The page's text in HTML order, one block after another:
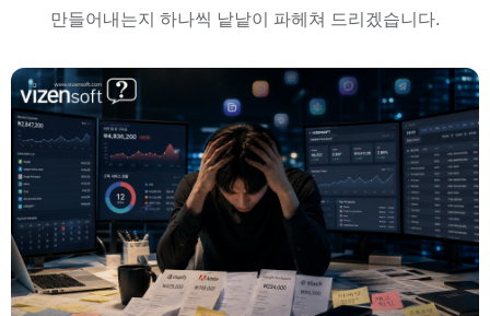
만들어내는지 하나씩 낱낱이 파헤쳐 드리겠습니다.